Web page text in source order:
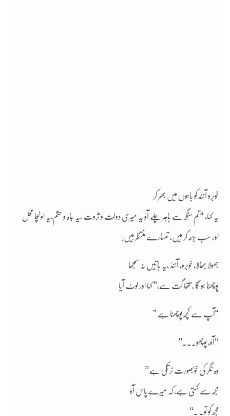
خوبرو آنند کو باہوں میں بھر کر
یہ کہا، “تم سَنگھ سے باہر چلے آؤ یہ میری دولت و ثروت ،یہ جاہ و حشم،یہ اونچا محل
اور سب بڑھ کر مَیں، تمہارے منتظر ہیں!
بھولا بھالا، خوبرو، آنندؔ ،یہ باتیں نہ سمجھا
پوچھنا ہو گا ، تتھا گت سے،” کہا اور لوٹ آیا
“آپ سے کچھ پوچھنا ہے ”
‘‘آؤ، پوچھو۔۔۔’’
وہ نگر کی خوبصورت نرتکی ہے’’
مجھ سے کہتی ہے، کہ میرے پاس آؤ
مجھ کو تو۔ ۔‘‘